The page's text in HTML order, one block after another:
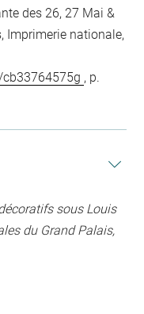
des 26, 27 Mai &
Imprimerie nationale,
, p.
sous Louis
du Grand Palais,